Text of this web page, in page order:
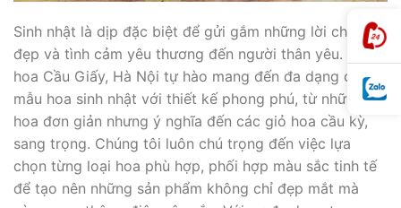
Sinh nhật là dịp đặc biệt để gửi gắm những lời chúc tốt
đẹp và tình cảm yêu thương đến người thân yêu. Tiệm
hoa Cầu Giấy, Hà Nội tự hào mang đến đa dạng các
mẫu hoa sinh nhật với thiết kế phong phú, từ những bó
hoa đơn giản nhưng ý nghĩa đến các giỏ hoa cầu kỳ,
sang trọng. Chúng tôi luôn chú trọng đến việc lựa
chọn từng loại hoa phù hợp, phối hợp màu sắc tinh tế
để tạo nên những sản phẩm không chỉ đẹp mắt mà